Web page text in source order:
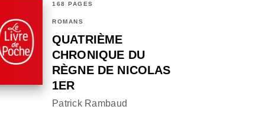
168 PAGES
ROMANS
QUATRIÈME
CHRONIQUE DU
RÈGNE DE NICOLAS
1ER
Patrick Rambaud